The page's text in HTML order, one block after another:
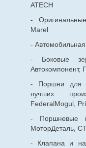
ATECH
-
Marel
- Автомобильная
- Боковые
Автокомпонент,
- Поршни для
лучших
FederalMogul,
- Поршневые
МоторДеталь,
- Клапана и